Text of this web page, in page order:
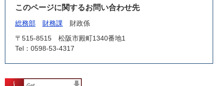
このページに関するお問い合わせ先
総務部 財務課
財政係
〒515-8515
松阪市殿町1340番地1
Tel：0598-53-4317